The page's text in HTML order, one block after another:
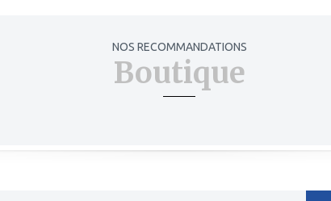
NOS RECOMMANDATIONS
Boutique